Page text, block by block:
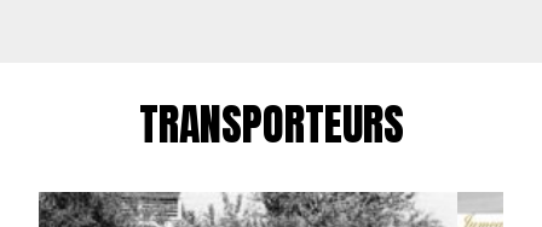
TRANSPORTEURS